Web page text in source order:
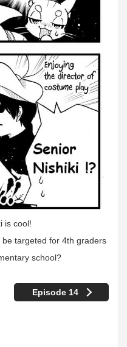
is cool!
targeted for 4th graders
school?
Episode 14